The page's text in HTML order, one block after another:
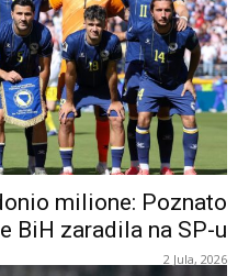
milione: Poznato
BiH zaradila na SP-u
2 Jula, 2026